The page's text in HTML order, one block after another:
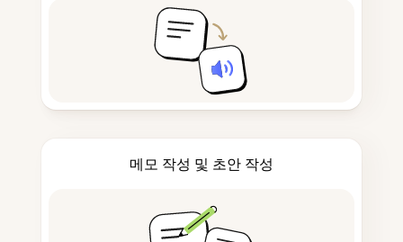
메모 작성 및 초안 작성